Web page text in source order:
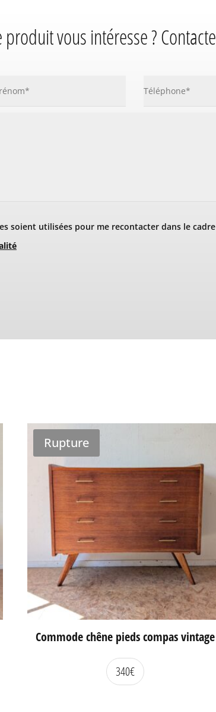
produit vous intéresse ?
soient utilisées pour me recontacter dans le
Rupture
Commode chêne pieds compas vintage
340€